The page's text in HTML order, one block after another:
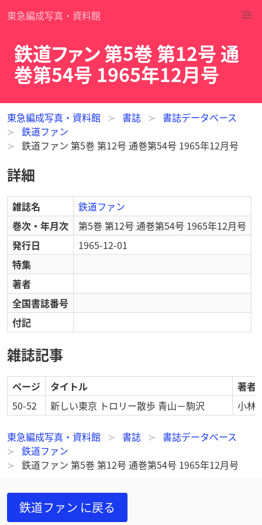
東急編成写真・資料館
鉄道ファン 第5巻 第12号 通
巻第54号 1965年12月号
東急編成写真・資料館 書誌
書誌データベース
鉄道ファン
鉄道ファン 第5巻 第12号 通巻第54号 1965年12月号
詳細
雑誌名
鉄道ファン
巻次・年月次
第5巻 第12号 通巻第54号 1965年12月号
発行日
1965-12-01
特集
著者
全国書誌番号
付記
雑誌記事
ページ タイトル
著者
50-52
新しい東京 トロリー散歩 青山－駒沢 小林
東急編成写真・資料館 書誌
書誌データベース
鉄道ファン
鉄道ファン 第5巻 第12号 通巻第54号 1965年12月号
鉄道ファン に戻る